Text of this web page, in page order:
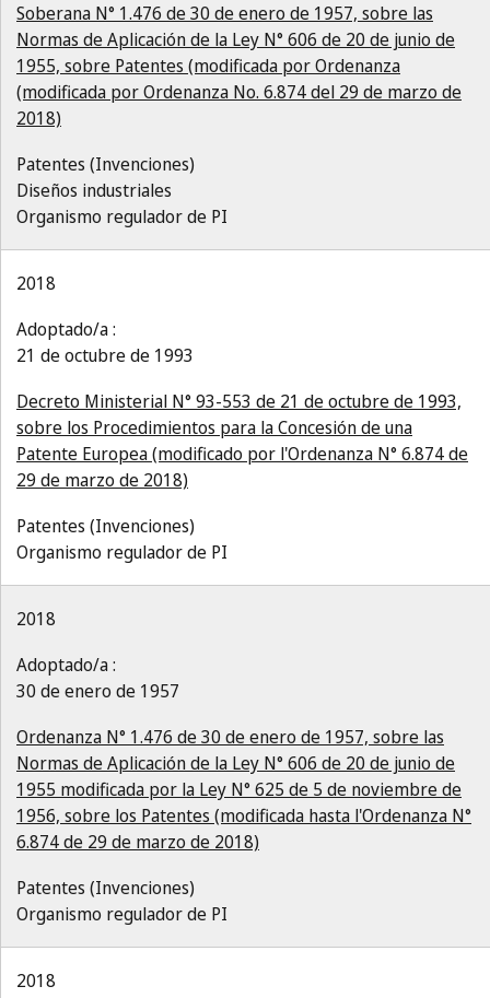
Soberana N° 1.476 de 30 de enero de 1957, sobre las
Normas de Aplicación de la Ley N° 606 de 20 de junio de
1955, sobre Patentes (modificada por Ordenanza
(modificada por Ordenanza No. 6.874 del 29 de marzo de
2018)
Patentes (Invenciones)
Diseños industriales
Organismo regulador de PI
2018
Adoptado/a :
21 de octubre de 1993
Decreto Ministerial N° 93-553 de 21 de octubre de 1993,
sobre los Procedimientos para la Concesión de una
Patente Europea (modificado por l'Ordenanza N° 6.874 de
29 de marzo de 2018)
Patentes (Invenciones)
Organismo regulador de PI
2018
Adoptado/a :
30 de enero de 1957
Ordenanza N° 1.476 de 30 de enero de 1957, sobre las
Normas de Aplicación de la Ley N° 606 de 20 de junio de
1955 modificada por la Ley N° 625 de 5 de noviembre de
1956, sobre los Patentes (modificada hasta l'Ordenanza N°
6.874 de 29 de marzo de 2018)
Patentes (Invenciones)
Organismo regulador de PI
2018